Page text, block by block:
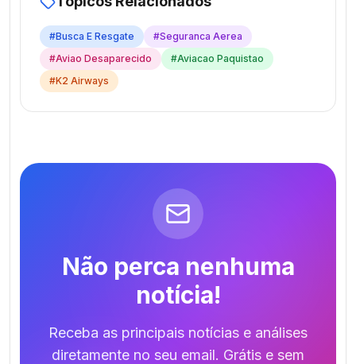
#Busca E Resgate #Seguranca Aerea
#Aviao Desaparecido #Aviacao Paquistao
#K2 Airways
Não perca nenhuma
notícia!
Receba as principais notícias e análises
diretamente no seu email. Grátis e sem